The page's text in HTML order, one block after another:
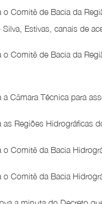
o Comitê de Bacia da
Estivas, canais de
o Comitê de Bacia da
a Câmara Técnica para
as Regiões Hidrográficas
o Comitê da Bacia
o Comitê da Bacia